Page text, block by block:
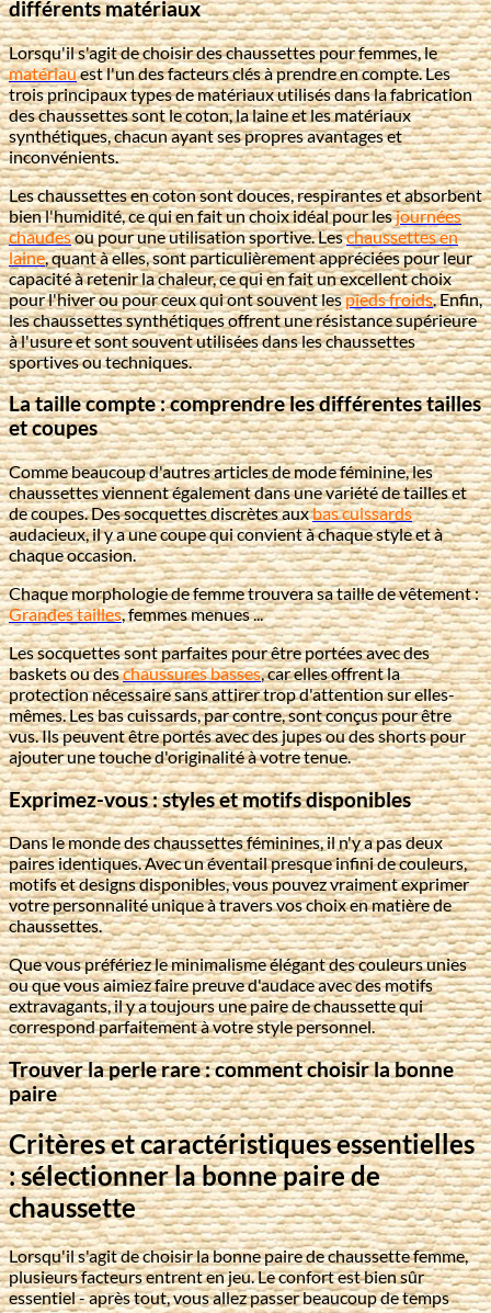
différents matériaux
Lorsqu'il s'agit de choisir des chaussettes pour femmes, le
matériauest l'un des facteurs clés à prendre en compte. Les
trois principaux types de matériaux utilisés dans la fabrication
des chaussettes sont le coton, la laine et les matériaux
synthétiques, chacun ayant ses propres avantages et
inconvénients.
Les chaussettes en coton sont douces, respirantes et absorbent
bien l'humidité, ce qui en fait un choix idéal pour lesjournées
chaudesou pour une utilisation sportive. Leschaussettes en
laine, quant à elles, sont particulièrement appréciées pour leur
capacité à retenir la chaleur, ce qui en fait un excellent choix
pour l'hiver oupour ceux qui ont souvent lespieds froids. Enfin,
les chaussettes synthétiques offrent une résistance supérieure
à l'usure et sont souvent utilisées dans les chaussettes
sportives ou techniques.
La taille compte : comprendre les différentes tailles
et coupes
Comme beaucoup d'autres articles de mode féminine, les
chaussettes viennent également dans une variété de tailles et
de coupes. Des socquettes discrètes auxbas cuissards
audacieux, il y a une coupe qui convient à chaque style et à
chaque occasion.
Chaque morphologie de femme trouvera sa taille de vêtement :
Grandes tailles, femmes menues ...
Les socquettes sont parfaites pour être portées avec des
baskets ou deschaussures basses, car elles offrent la
protection nécessaire sans attirer trop d'attention sur elles-
mêmes. Les bas cuissards, par contre, sont conçus pour être
vus. Ils peuvent être portés avec des jupes ou des shorts pour
ajouter une touche d'originalité à votre tenue.
Exprimez-vous : styles et motifs disponibles
Dans le monde des chaussettes féminines, il n'y a pas deux
paires identiques. Avec un éventail presque infini de couleurs,
motifs et designs disponibles, vous pouvez vraiment exprimer
votre personnalité unique à travers vos choix en matière de
chaussettes.
Que vous préfériez le minimalisme élégant des couleurs unies
ou que vous aimiez faire preuve d'audace avec des motifs
extravagants, il y a toujours une paire de chaussette qui
correspond parfaitement à votre style personnel.
Trouver la perle rare : comment choisir la bonne
paire
Critères et caractéristiques essentielles
: sélectionner la bonne paire de
chaussette
Lorsqu'il s'agit de choisir la bonne paire de chaussette femme,
plusieurs facteurs entrent en jeu. Le confort est bien sûr
essentiel - après tout, vous allez passer beaucoup de temps